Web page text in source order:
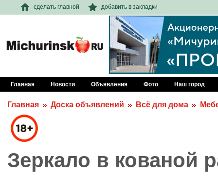
сделать главной добавить в закладки
Главная Новости Объявления Фото Наш город
Главная Доска объявлений Всё для дома
Зеркало в кованой